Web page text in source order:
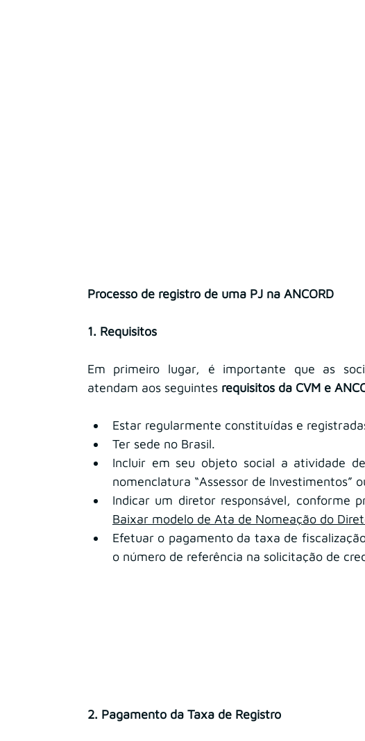
Processo de registro de uma PJ na ANCORD
1. Requisitos
Em primeiro lugar, é importante que as
atendam aos seguintes requisitos da CVM e
Estar regularmente constituídas e
Ter sede no Brasil.
Incluir em seu objeto social a atividade
nomenclatura “Assessor de Investimentos”
Baixar modelo de Ata de Nomeação do
Efetuar o pagamento da taxa de
o número de referência na solicitação de
2. Pagamento da Taxa de Registro